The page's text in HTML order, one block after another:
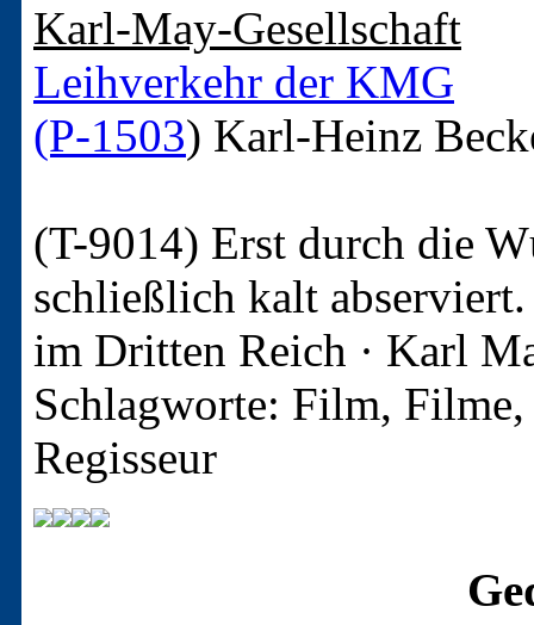
Karl-May-Gesellschaft
Leihverkehr der KMG
(P-1503) Karl-Heinz
(T-9014) Erst durch die
schließlich kalt
im Dritten Reich · Karl
Schlagworte: Film,
Regisseur